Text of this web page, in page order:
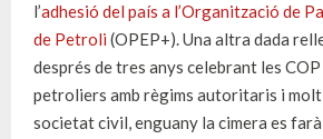
l’adhesió del país a l’Organització de
de Petroli (OPEP+). Una altra dada
després de tres anys celebrant les
petroliers amb règims autoritaris i
societat civil, enguany la cimera es farà